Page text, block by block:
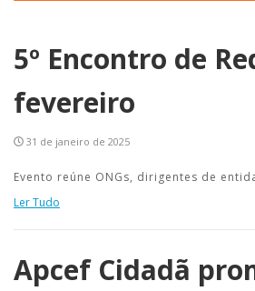
5º Encontro de
fevereiro
31 de janeiro de 2025
Evento reúne ONGs, dirigentes de
Ler Tudo
Apcef Cidadã